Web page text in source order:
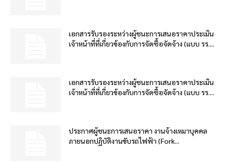
เอกสารรับรองระหว่างผู้ชนะการเสนอราคาประเมิน
เจ้าหน้าที่ที่เกี่ยวข้องกับการจัดซื้อจัดจ้าง (แบบ รร....
เอกสารรับรองระหว่างผู้ชนะการเสนอราคาประเมิน
เจ้าหน้าที่ที่เกี่ยวข้องกับการจัดซื้อจัดจ้าง (แบบ รร....
ประกาศผู้ชนะการเสนอราคา งานจ้างเหมาบุคคล
ภายนอกปฏิบัติงานขับรถไฟฟ้า (Fork...